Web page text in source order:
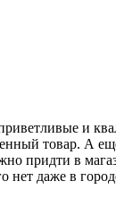
и
товар. А
придти в
нет даже в